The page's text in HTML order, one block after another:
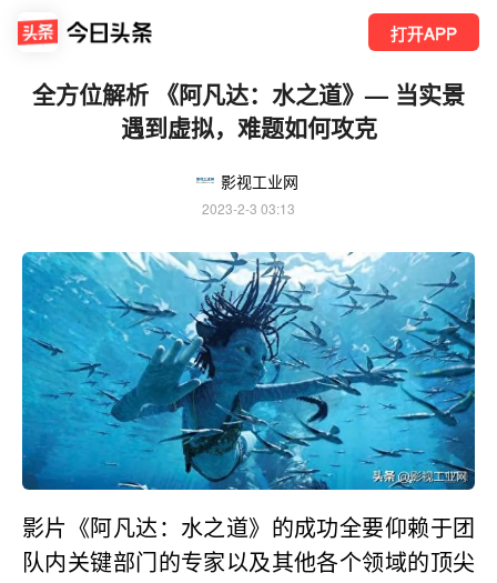
打开APP
全方位解析 《阿凡达：水之道》— 当实景
遇到虚拟，难题如何攻克
影视工业网
2023-2-3 03:13
影片《阿凡达：水之道》的成功全要仰赖于团
队内关键部门的专家以及其他各个领域的顶尖